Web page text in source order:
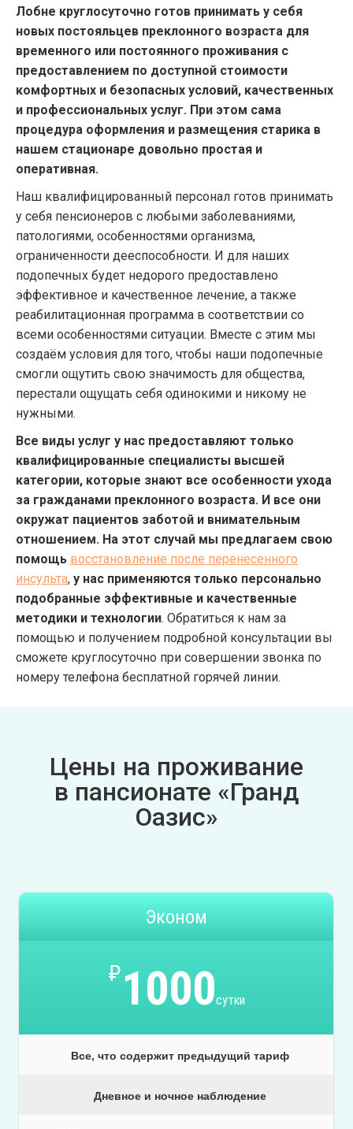
Лобне круглосуточно готов принимать у себя
новых постояльцев преклонного возраста для
временного или постоянного проживания с
предоставлением по доступной стоимости
комфортных и безопасных условий, качественных
и профессиональных услуг. При этом сама
процедура оформления и размещения старика в
нашем стационаре довольно простая и
оперативная.
Наш квалифицированный персонал готов принимать
у себя пенсионеров с любыми заболеваниями,
патологиями, особенностями организма,
ограниченности дееспособности. И для наших
подопечных будет недорого предоставлено
эффективное и качественное лечение, а также
реабилитационная программа в соответствии со
всеми особенностями ситуации. Вместе с этим мы
создаём условия для того, чтобы наши подопечные
смогли ощутить свою значимость для общества,
перестали ощущать себя одинокими и никому не
нужными.
Все виды услуг у нас предоставляют только
квалифицированные специалисты высшей
категории, которые знают все особенности ухода
за гражданами преклонного возраста. И все они
окружат пациентов заботой и внимательным
отношением. На этот случай мы предлагаем свою
помощь восстановление после перенесенного
инсульта, у нас применяются только персонально
подобранные эффективные и качественные
методики и технологии. Обратиться к нам за
помощью и получением подробной консультации вы
сможете круглосуточно при совершении звонка по
номеру телефона бесплатной горячей линии.
Цены на проживание
в пансионате «Гранд
Оазис»
Эконом
₽1000сутки
Все, что содержит предыдущий тариф
Дневное и ночное наблюдение